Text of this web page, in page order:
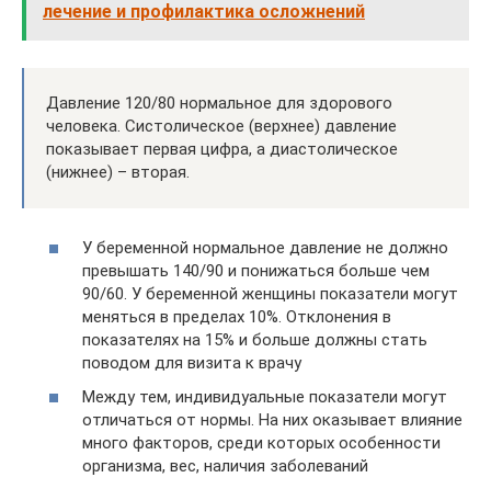
лечение и профилактика осложнений
Давление 120/80 нормальное для здорового
человека. Систолическое (верхнее) давление
показывает первая цифра, а диастолическое
(нижнее) – вторая.
У беременной нормальное давление не должно
превышать 140/90 и понижаться больше чем
90/60. У беременной женщины показатели могут
меняться в пределах 10%. Отклонения в
показателях на 15% и больше должны стать
поводом для визита к врачу
Между тем, индивидуальные показатели могут
отличаться от нормы. На них оказывает влияние
много факторов, среди которых особенности
организма, вес, наличия заболеваний